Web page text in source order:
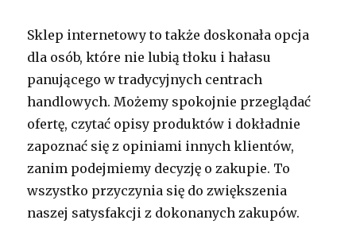
Sklep internetowy to także doskonała opcja
dla osób, które nie lubią tłoku i hałasu
panującego w tradycyjnych centrach
handlowych. Możemy spokojnie przeglądać
ofertę, czytać opisy produktów i dokładnie
zapoznać się z opiniami innych klientów,
zanim podejmiemy decyzję o zakupie. To
wszystko przyczynia się do zwiększenia
naszej satysfakcji z dokonanych zakupów.